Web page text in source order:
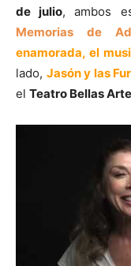
de julio, ambos
Memorias de
enamorada, el
lado, Jasón y las
el Teatro Bellas